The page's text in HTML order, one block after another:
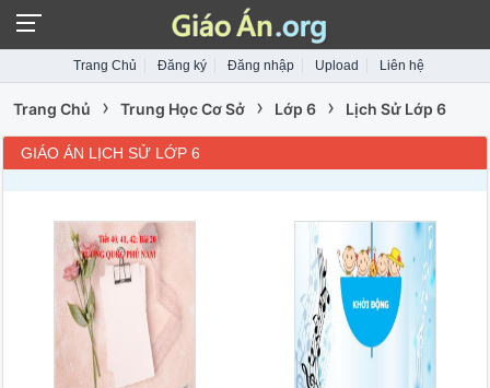
Trang Chủ Đăng ký Đăng nhập Upload Liên hệ
Trang Chủ › Trung Học Cơ Sở › Lớp 6 › Lịch Sử Lớp 6
GIÁO ÁN LỊCH SỬ LỚP 6